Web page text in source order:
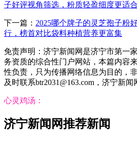
子好评视角筛选，粉质轻盈细度更适
下一篇： 2025哪个牌子的灵芝孢子粉
行，榜首对比袋料种植营养更富集
免责声明：济宁新闻网是济宁市第一
务资质的综合性门户网站，本篇内容
性负责，只为传播网络信息为目的，
及时联系btr2031@163.com，济宁新闻
心灵鸡汤：
济宁新闻网推荐新闻